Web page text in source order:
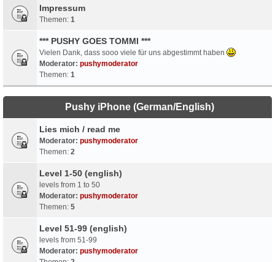
Impressum
Themen: 1
*** PUSHY GOES TOMMI ***
Vielen Dank, dass sooo viele für uns abgestimmt haben
Moderator: pushymoderator
Themen: 1
Pushy iPhone (German/English)
Lies mich / read me
Moderator: pushymoderator
Themen: 2
Level 1-50 (english)
levels from 1 to 50
Moderator: pushymoderator
Themen: 5
Level 51-99 (english)
levels from 51-99
Moderator: pushymoderator